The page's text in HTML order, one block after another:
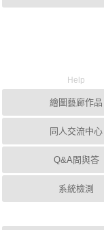
Help
繪圖藝廊作品
同人交流中心
Q&A問與答
系統檢測